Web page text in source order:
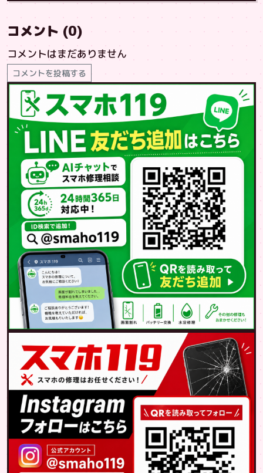
コメント (0)
コメントはまだありません
コメントを投稿する